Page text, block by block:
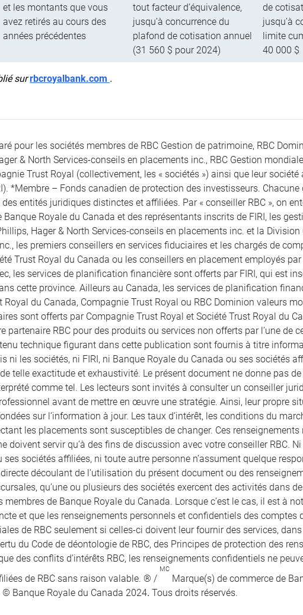
et les montants que vous
avez retirés au cours des
années précédentes
tout facteur d’équivalence,
jusqu’à concurrence du
plafond de cotisation annuel
(31 560 $ pour 2024)
de
jusqu’à
limite
40 000 $
surrbcroyalbank.com .
pour les sociétés membres de RBC Gestion de patrimoine, RBC
& North Services-conseils en placements inc., RBC Gestion
Trust Royal (collectivement, les « sociétés ») ainsi que leur société
*Membre – Fonds canadien de protection des investisseurs. Chacune
entités juridiques distinctes et affiliées. Par « conseiller RBC », on
Royale du Canada et des représentants inscrits de FIRI, les
Hager & North Services-conseils en placements inc. et la Division
les premiers conseillers en services fiduciaires et les chargés de
Trust Royal du Canada ou les conseillers en placement employés
les services de planification financière sont offerts par FIRI, qui est
cette province. Ailleurs au Canada, les services de planification
Royal du Canada, Compagnie Trust Royal ou RBC Dominion valeurs
sont offerts par Compagnie Trust Royal et Société Trust Royal du
partenaire RBC pour des produits ou services non offerts par l’une de
technique figurant dans cette publication sont fournis à titre
ni les sociétés, ni FIRI, ni Banque Royale du Canada ou ses sociétés
telle exactitude et exhaustivité. Le présent document ne donne pas
comme tel. Les lecteurs sont invités à consulter un conseiller
avant de mettre en œuvre une stratégie. Ainsi, leur propre
sur l’information à jour. Les taux d’intérêt, les conditions du
les placements sont susceptibles de changer. Ces
doivent servir qu’à des fins de discussion avec votre conseiller RBC.
sociétés affiliées, ni toute autre personne n’assument quelque
découlant de l’utilisation du présent document ou des
qu’une ou plusieurs des sociétés exercent des activités dans
membres de Banque Royale du Canada. Lorsque c’est le cas, il est à
et que les renseignements personnels et confidentiels des comptes
de RBC seulement si celles-ci doivent leur fournir des services,
du Code de déontologie de RBC, des Principes de protection des
des conflits d’intérêts RBC, les renseignements confidentiels ne
de RBC sans raison valable. ® /
MC
Marque(s) de commerce de
Banque Royale du Canada 2024. Tous droits réservés.